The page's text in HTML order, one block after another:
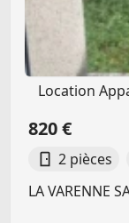
Location
820 €
2 pièces
LA VARENNE